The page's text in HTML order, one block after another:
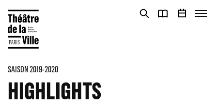
SAISON 2019-2020
HIGHLIGHTS